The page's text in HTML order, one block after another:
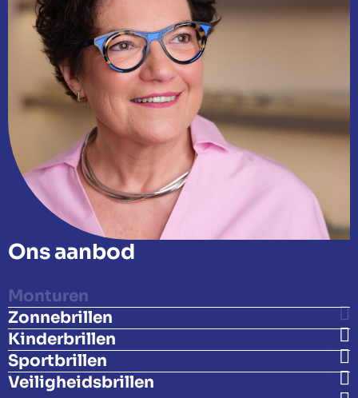
Ons aanbod
Monturen
Zonnebrillen
Kinderbrillen
Sportbrillen
Veiligheidsbrillen